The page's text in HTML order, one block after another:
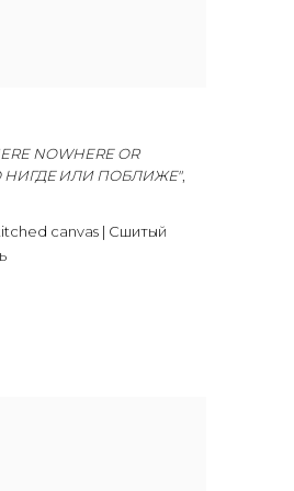
NOWHERE OR
НИГДЕ ИЛИ ПОБЛИЖЕ",
canvas | Сшитый